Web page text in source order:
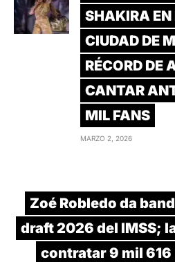
SHAKIRA EN
CIUDAD DE
RÉCORD DE
CANTAR
MIL FANS
MARZO 2, 2026
Zoé Robledo da
draft 2026 del IMSS;
contratar 9 mil